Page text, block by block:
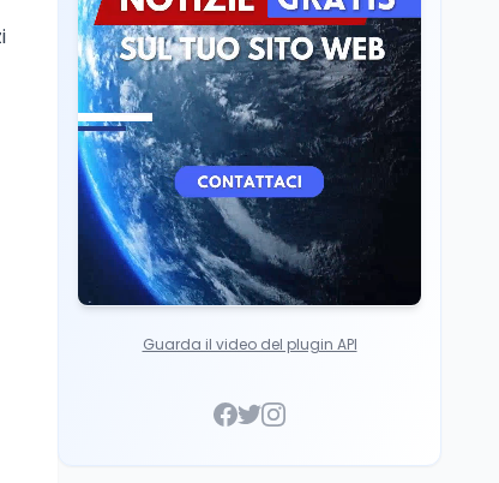
Mondo8 ago
A Nonthaburi il killer
14enne era bullizzato: la
CZ-75 era del nonno
Guarda il video del plugin API